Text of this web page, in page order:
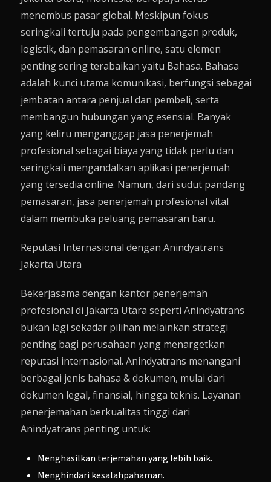
menembus pasar global. Meskipun fokus
seringkali tertuju pada pengembangan produk,
logistik, dan pemasaran online, satu elemen
penting sering terabaikan yaitu Bahasa. Bahasa
adalah kunci utama komunikasi, berfungsi sebagai
jembatan antara penjual dan pembeli, serta
membangun hubungan yang esensial. Banyak
yang keliru menganggap jasa penerjemah
profesional sebagai biaya yang tidak perlu dan
seringkali mengandalkan aplikasi penerjemah
yang tersedia online. Namun, dari sudut pandang
pemasaran, jasa penerjemah profesional vital
dalam membuka peluang pemasaran baru.
Reputasi Internasional dengan Anindyatrans
Jakarta Utara
Bekerjasama dengan kantor penerjemah
profesional di Jakarta Utara sepertiAnindyatrans
bukan lagi sekadar pilihan melainkan strategi
penting bagi perusahaan yang menargetkan
reputasi internasional. Anindyatrans menangani
berbagai jenis bahasa & dokumen, mulai dari
dokumen legal, finansial, hingga teknis. Layanan
penerjemahan berkualitas tinggi dari
Anindyatrans penting untuk:
Menghasilkan terjemahan yang lebih baik.
Menghindari kesalahpahaman.